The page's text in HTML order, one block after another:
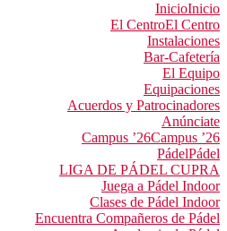
InicioInicio
El CentroEl Centro
Instalaciones
Bar-Cafetería
El Equipo
Equipaciones
Acuerdos y Patrocinadores
Anúnciate
Campus ’26Campus ’26
PádelPádel
LIGA DE PÁDEL CUPRA
Juega a Pádel Indoor
Clases de Pádel Indoor
Encuentra Compañeros de Pádel